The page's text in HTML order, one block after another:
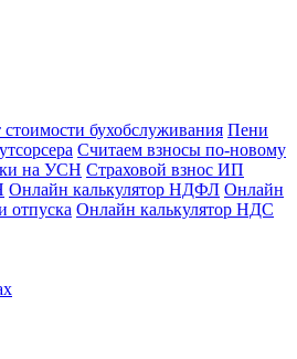
стоимости бухобслуживания Пени
Считаем взносы по-новому
на УСН Страховой взнос ИП
Онлайн калькулятор НДФЛ Онлайн
отпуска Онлайн калькулятор НДС